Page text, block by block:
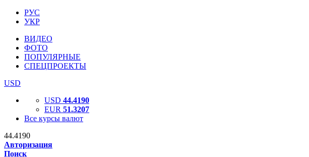
РУС
УКР
ВИДЕО
ФОТО
ПОПУЛЯРНЫЕ
СПЕЦПРОЕКТЫ
USD
USD 44.4190
EUR 51.3207
Все курсы валют
44.4190
Авторизация
Поиск